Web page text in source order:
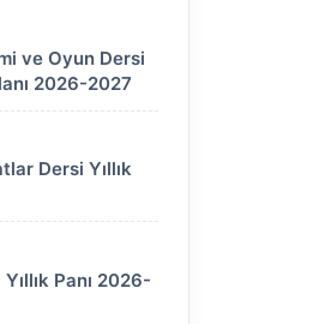
ve Oyun Dersi
2026-2027
Dersi Yıllık
Panı 2026-